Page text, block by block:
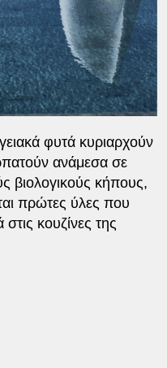
φυτά κυριαρχούν
ανάμεσα σε
βιολογικούς κήπους,
πρώτες ύλες που
κουζίνες της